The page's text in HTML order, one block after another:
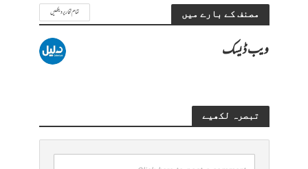
مصنف کے بارے میں تمام تحاریر دیکھیں
ویب ڈیسک
تبصرہ لکھیے